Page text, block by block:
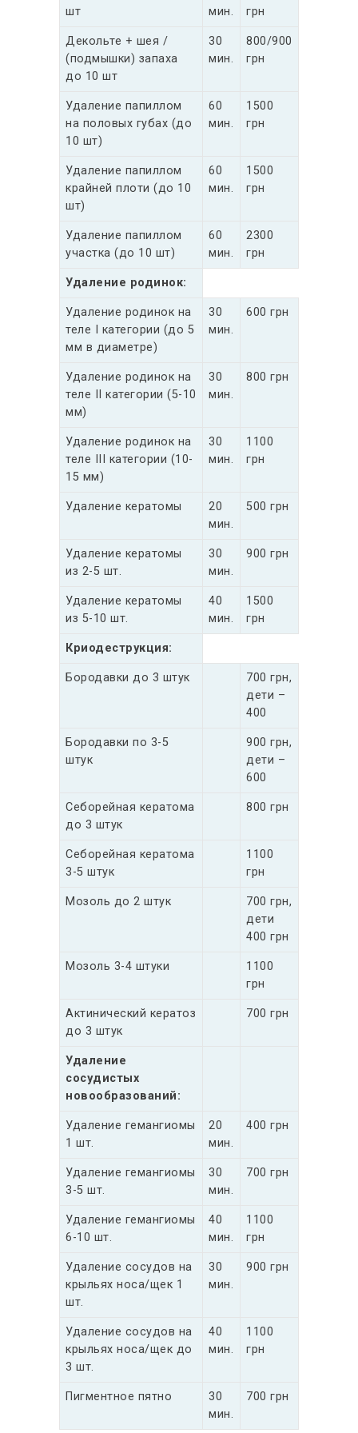
шт
мин.
грн
Декольте + шея /
(подмышки) запаха
до 10 шт
30
мин.
800/900
грн
Удаление папиллом
на половых губах (до
10 шт)
60
мин.
1500
грн
Удаление папиллом
крайней плоти (до 10
шт)
60
мин.
1500
грн
Удаление папиллом
участка (до 10 шт)
60
мин.
2300
грн
Удаление родинок:
Удаление родинок на
теле I категории (до 5
мм в диаметре)
30
мин.
600 грн
Удаление родинок на
теле II категории (5-10
мм)
30
мин.
800 грн
Удаление родинок на
теле III категории (10-
15 мм)
30
мин.
1100
грн
Удаление кератомы
20
мин.
500 грн
Удаление кератомы
из 2-5 шт.
30
мин.
900 грн
Удаление кератомы
из 5-10 шт.
40
мин.
1500
грн
Криодеструкция:
Бородавки до 3 штук
700 грн,
дети –
400
Бородавки по 3-5
штук
900 грн,
дети –
600
Себорейная кератома
до 3 штук
800 грн
Себорейная кератома
3-5 штук
1100
грн
Мозоль до 2 штук
700 грн,
дети
400 грн
Мозоль 3-4 штуки
1100
грн
Актинический кератоз
до 3 штук
700 грн
Удаление
сосудистых
новообразований:
Удаление гемангиомы
1 шт.
20
мин.
400 грн
Удаление гемангиомы
3-5 шт.
30
мин.
700 грн
Удаление гемангиомы
6-10 шт.
40
мин.
1100
грн
Удаление сосудов на
крыльях носа/щек 1
шт.
30
мин.
900 грн
Удаление сосудов на
крыльях носа/щек до
3 шт.
40
мин.
1100
грн
Пигментное пятно
30
мин.
700 грн